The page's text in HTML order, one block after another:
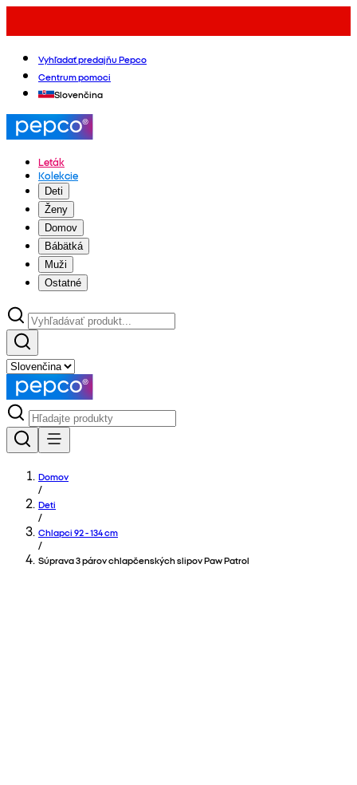
Vyhľadať predajňu Pepco
Centrum pomoci
Slovenčina
Leták
Kolekcie
Deti
Ženy
Domov
Bábätká
Muži
Ostatné
Domov
/
Deti
/
Chlapci 92 - 134 cm
/
Súprava 3 párov chlapčenských slipov Paw Patrol